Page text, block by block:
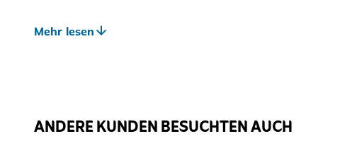
Mehr lesen
ANDERE KUNDEN BESUCHTEN AUCH